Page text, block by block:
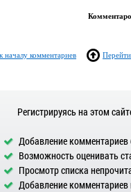
началу комментариев Перейти
Регистрируясь на этом
Добавление комментариев
Возможность оценивать
Просмотр списка
Добавление комментариев